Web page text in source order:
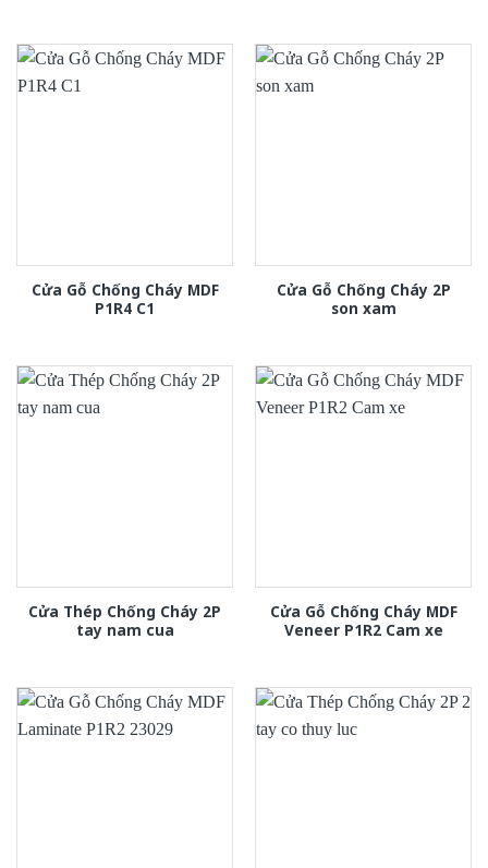
Cửa Gỗ Chống Cháy MDF
P1R4 C1
Cửa Gỗ Chống Cháy 2P
son xam
Cửa Thép Chống Cháy 2P
tay nam cua
Cửa Gỗ Chống Cháy MDF
Veneer P1R2 Cam xe